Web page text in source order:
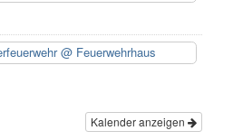
@ Feuerwehrhaus
Kalender anzeigen